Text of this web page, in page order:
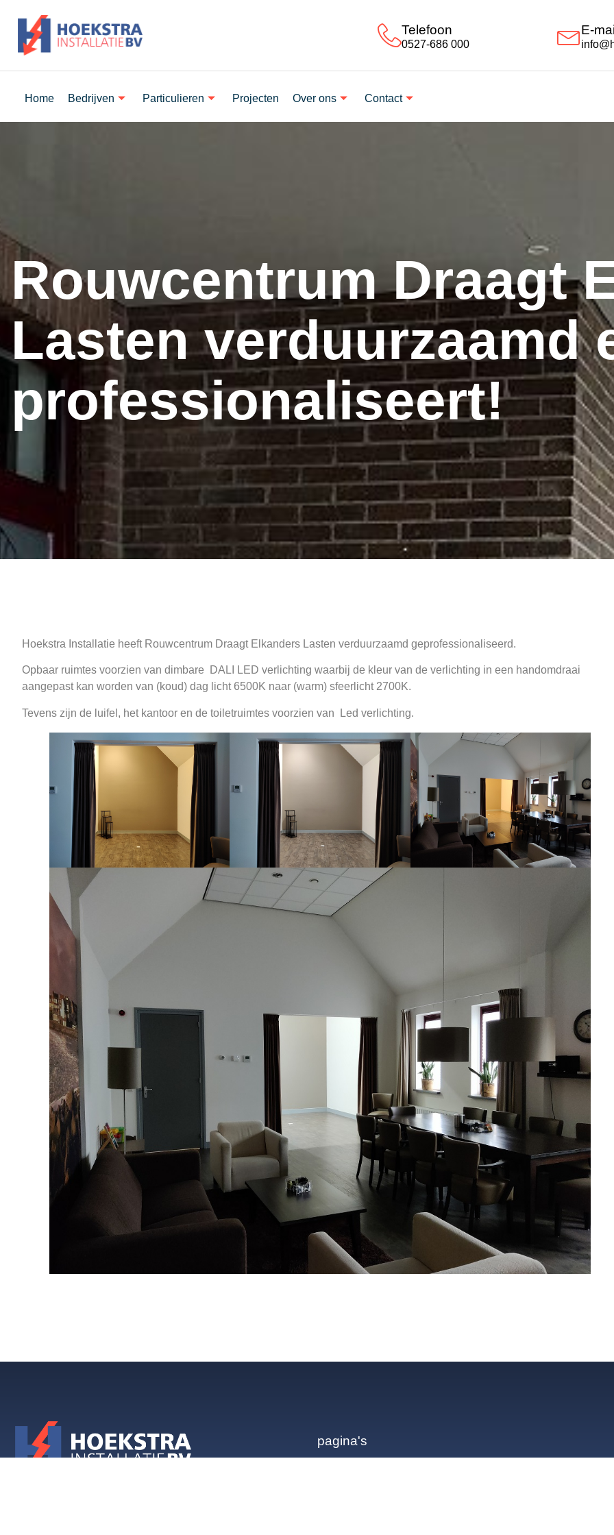
Telefoon
0527-686 000
E-
Home Bedrijven Particulieren Projecten Over ons Contact
Rouwcentrum Draagt
Lasten verduurzaamd
professionaliseert!
Hoekstra Installatie heeft Rouwcentrum Draagt Elkanders Lasten verduurzaamd geprofessionaliseerd.
Opbaar ruimtes voorzien van dimbare DALI LED verlichting waarbij de kleur van de verlichting in een handomdraai
aangepast kan worden van (koud) dag licht 6500K naar (warm) sfeerlicht 2700K.
Tevens zijn de luifel, het kantoor en de toiletruimtes voorzien van Led verlichting.
pagina's